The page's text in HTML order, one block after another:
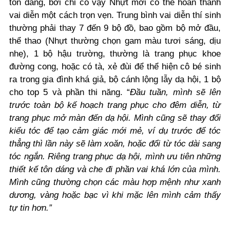
tôn dáng, bởi chỉ có vậy Nhựt mới có thể hoàn thành
vai diễn một cách trọn vẹn. Trung bình vai diễn thí sinh
thường phải thay 7 đến 9 bộ đồ, bao gồm bộ mở đầu,
thể thao (Nhựt thường chọn gam màu tươi sáng, dịu
nhẹ), 1 bộ hậu trường, thường là trang phục khoe
đường cong, hoặc có tà, xẻ đùi để thể hiện cô bé sinh
ra trong gia đình khá giả, bộ cánh lộng lẫy dạ hội, 1 bộ
cho top 5 và phần thi năng. “Đầu tuần, mình sẽ lên
trước toàn bộ kế hoạch trang phục cho đêm diễn, từ
trang phục mở màn đến dạ hội. Mình cũng sẽ thay đổi
kiểu tóc để tạo cảm giác mới mẻ, ví dụ trước để tóc
thẳng thì lần này sẽ làm xoăn, hoặc đổi từ tóc dài sang
tóc ngắn. Riêng trang phục dạ hội, mình ưu tiên những
thiết kế tôn dáng và che đi phần vai khá lớn của mình.
Mình cũng thường chọn các màu hợp mệnh như xanh
dương, vàng hoặc bạc vì khi mặc lên mình cảm thấy
tự tin hơn.”